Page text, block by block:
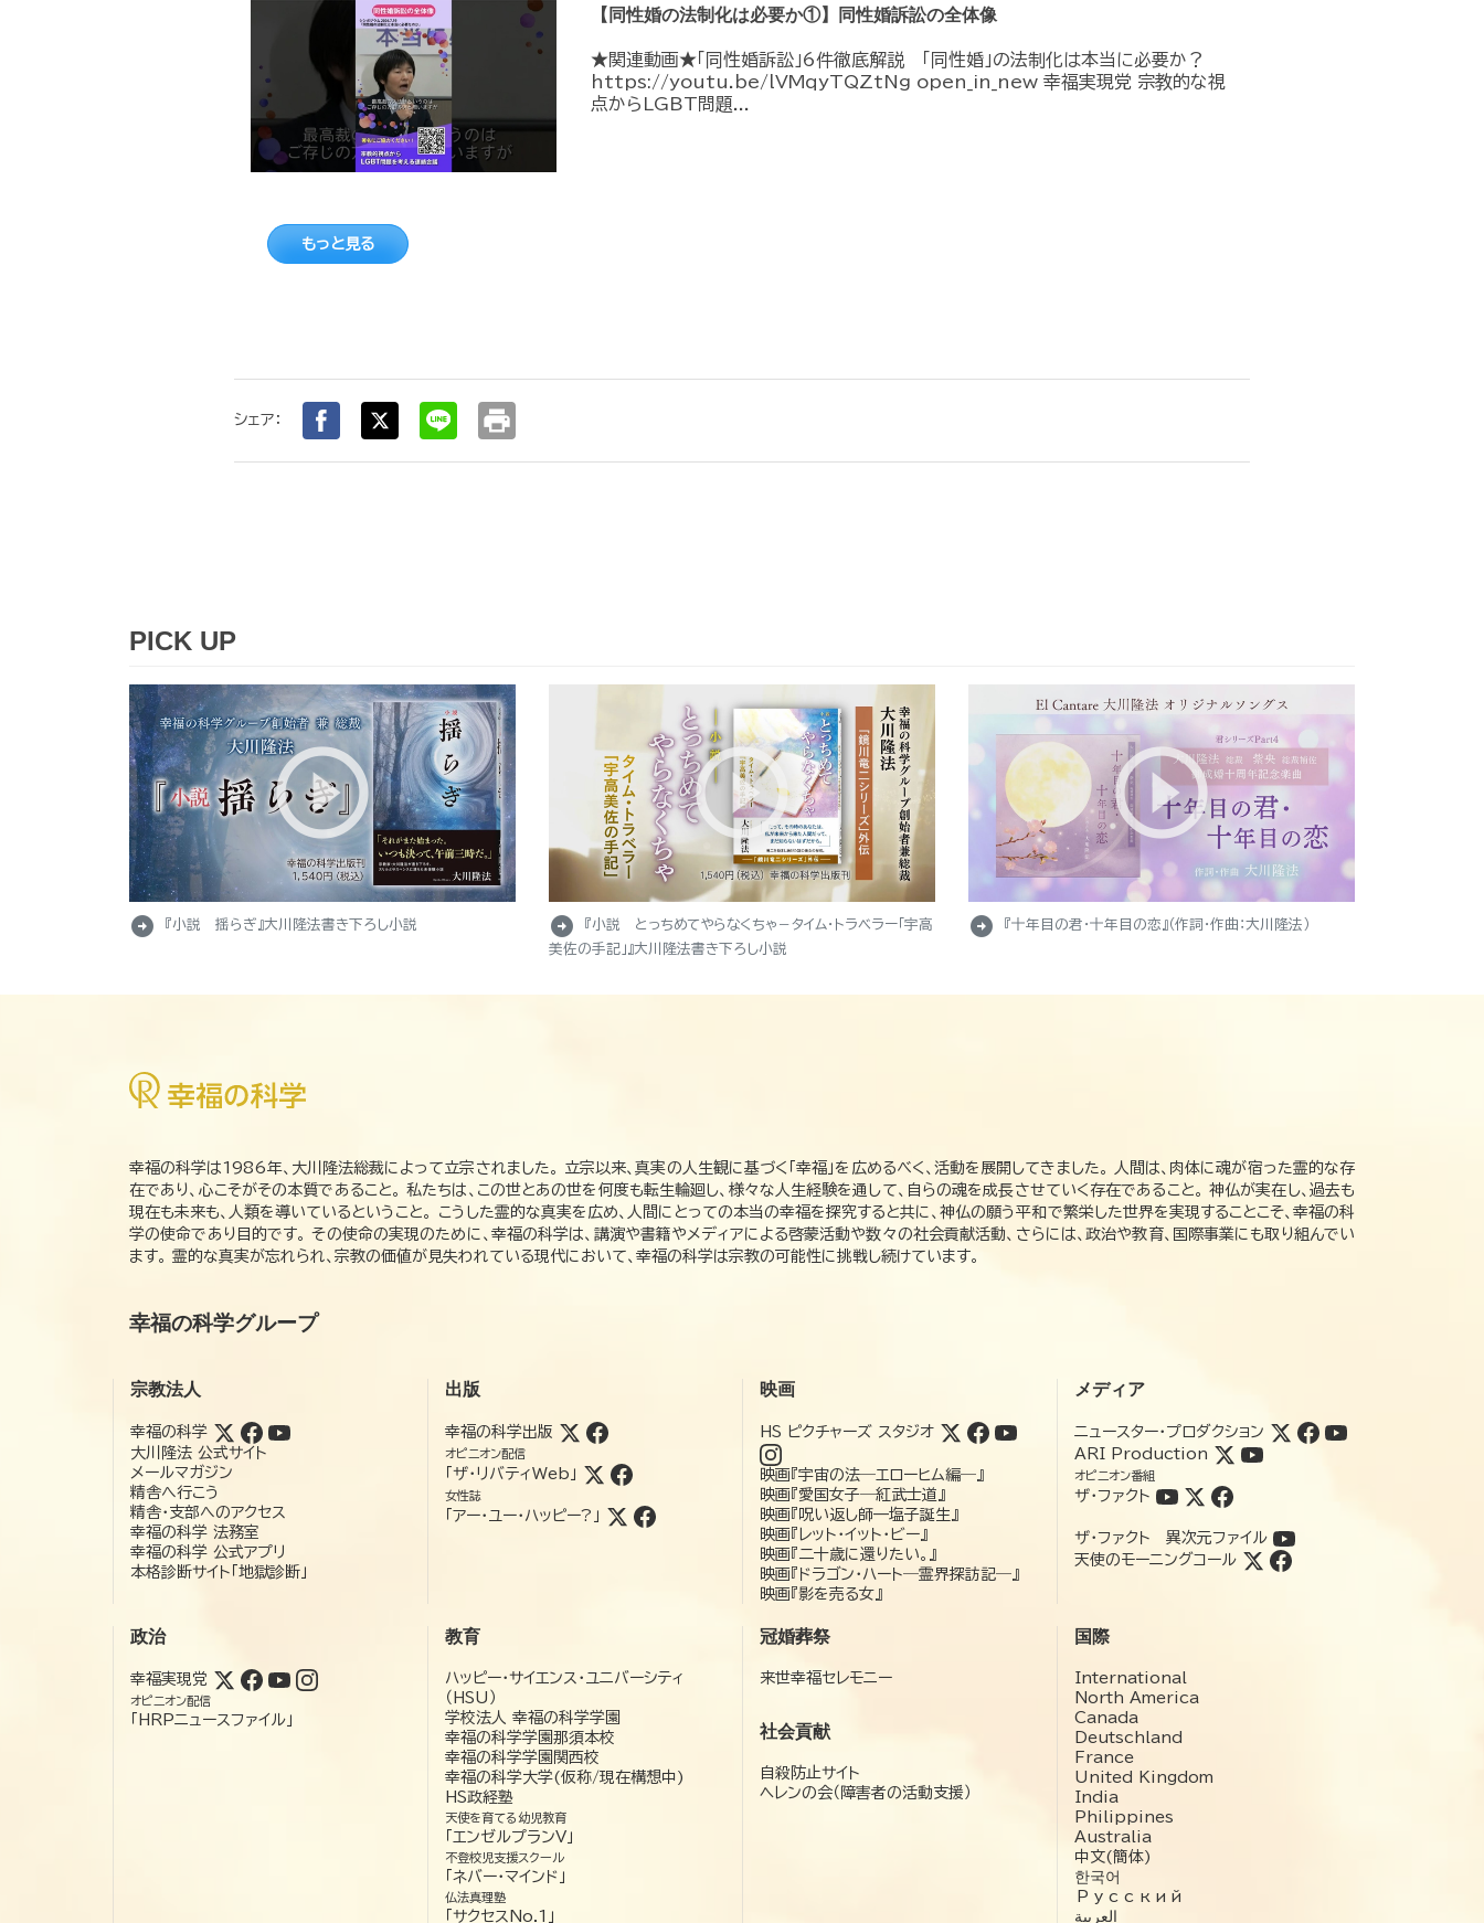
【同性婚の法制化は必要か①】同性婚訴訟の全体像
★関連動画★「同性婚訴訟」6件徹底解説 「同性婚」の法制化は本当に必要か？
https://youtu.be/lVMqyTQZtNg open_in_new 幸福実現党 宗教的な視
点からLGBT問題...
もっと見る
シェア： print
PICK UP
arrow_circle_right 『小説 揺らぎ』大川隆法書き下ろし小説 arrow_circle_right
『小説 とっちめてやらなくちゃ－タイム・トラベラー「宇高
美佐の手記」』大川隆法書き下ろし小説
arrow_circle_right 『十年目の君・十年目の恋』（作詞・作曲：大川隆法）
幸福の科学は1986年、大川隆法総裁によって立宗されました。 立宗以来、真実の人生観に基づく「幸福」を広めるべく、活動を展開してきました。 人間は、肉体に魂が宿った霊的な存
在であり、心こそがその本質であること。 私たちは、この世とあの世を何度も転生輪廻し、様々な人生経験を通して、自らの魂を成長させていく存在であること。 神仏が実在し、過去も
現在も未来も、人類を導いているということ。 こうした霊的な真実を広め、人間にとっての本当の幸福を探究すると共に、神仏の願う平和で繁栄した世界を実現することこそ、幸福の科
学の使命であり目的です。 その使命の実現のために、幸福の科学は、講演や書籍やメディアによる啓蒙活動や数々の社会貢献活動、さらには、政治や教育、国際事業にも取り組んでい
ます。 霊的な真実が忘れられ、宗教の価値が見失われている現代において、幸福の科学は宗教の可能性に挑戦し続けています。
幸福の科学グループ
宗教法人
幸福の科学
大川隆法 公式サイト
メールマガジン
精舎へ行こう
精舎・支部へのアクセス
幸福の科学 法務室
幸福の科学 公式アプリ
本格診断サイト「地獄診断」
出版
幸福の科学出版
オピニオン配信
「ザ・リバティWeb」
女性誌
「アー・ユー・ハッピー?」
映画
HS ピクチャーズ スタジオ
映画『宇宙の法―エローヒム編―』
映画『愛国女子―紅武士道』
映画『呪い返し師—塩子誕生』
映画『レット・イット・ビー』
映画『二十歳に還りたい。』
映画『ドラゴン・ハート―霊界探訪記―』
映画『影を売る女』
メディア
ニュースター・プロダクション
ARI Production
オピニオン番組
ザ・ファクト
ザ・ファクト 異次元ファイル
天使のモーニングコール
政治
幸福実現党
オピニオン配信
「HRPニュースファイル」
教育
ハッピー・サイエンス・ユニバーシティ
（HSU）
学校法人 幸福の科学学園
幸福の科学学園那須本校
幸福の科学学園関西校
幸福の科学大学(仮称/現在構想中)
HS政経塾
天使を育てる幼児教育
「エンゼルプランV」
不登校児支援スクール
「ネバー・マインド」
仏法真理塾
「サクセスNo.1」
冠婚葬祭
来世幸福セレモニー
社会貢献
自殺防止サイト
ヘレンの会（障害者の活動支援）
国際
International
North America
Canada
Deutschland
France
United Kingdom
India
Philippines
Australia
中文(簡体)
한국어
Русский
العربية‏